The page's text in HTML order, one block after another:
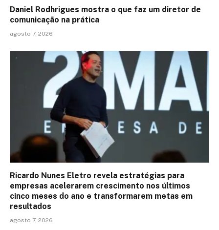
Daniel Rodhrigues mostra o que faz um diretor de
comunicação na prática
agosto 7, 2026
Ricardo Nunes Eletro revela estratégias para
empresas acelerarem crescimento nos últimos
cinco meses do ano e transformarem metas em
resultados
agosto 7, 2026